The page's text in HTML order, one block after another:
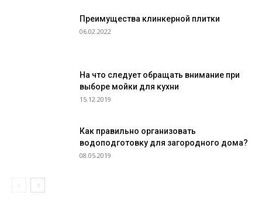
Преимущества клинкерной плитки
06.02.2022
На что следует обращать внимание при
выборе мойки для кухни
15.12.2019
Как правильно организовать
водоподготовку для загородного дома?
08.05.2019